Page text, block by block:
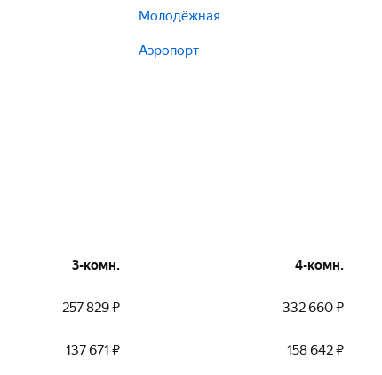
Молодёжная
Аэропорт
3-комн. 4-комн.
257 829 ₽ 332 660 ₽
137 671 ₽ 158 642 ₽